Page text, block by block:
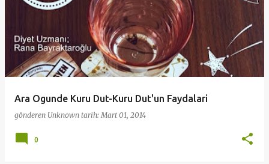
Ara Ogunde Kuru Dut-Kuru Dut'un Faydalari
gönderen Unknown tarih:Mart 01, 2014
0